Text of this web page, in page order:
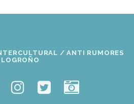
/ ANTI RUMORES
LOGROÑO